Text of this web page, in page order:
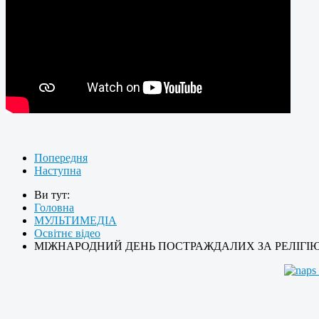
Попередня
Наступна
Ви тут:
Головна
МУЛЬТИМЕДІА
Освітнє відео
МІЖНАРОДНИЙ ДЕНЬ ПОСТРАЖДАЛИХ ЗА